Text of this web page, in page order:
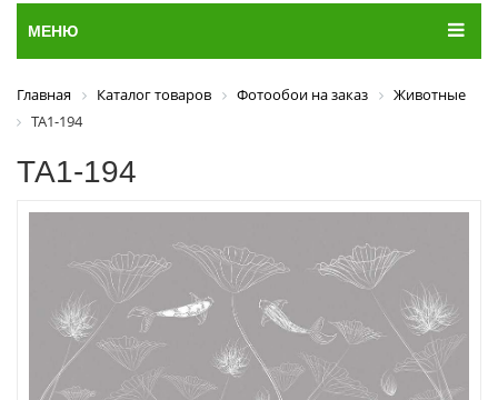
МЕНЮ
Главная Каталог товаров Фотообои на заказ
Животные
ТА1-194
ТА1-194